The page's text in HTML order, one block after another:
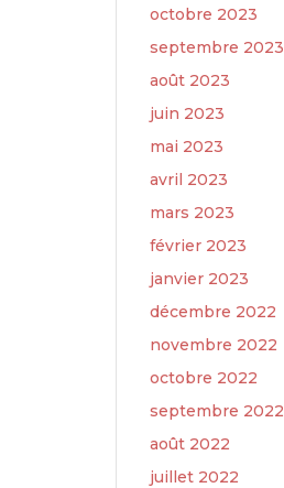
octobre 2023
septembre 2023
août 2023
juin 2023
mai 2023
avril 2023
mars 2023
février 2023
janvier 2023
décembre 2022
novembre 2022
octobre 2022
septembre 2022
août 2022
juillet 2022